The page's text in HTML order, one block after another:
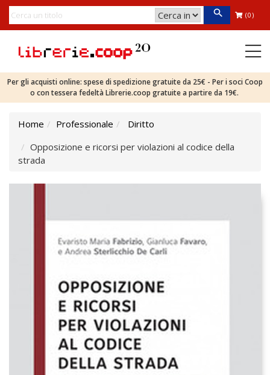
(0)
Per gli acquisti online: spese di spedizione gratuite da 25€ - Per i soci Coop
o con tessera fedeltà Librerie.coop gratuite a partire da 19€.
Home Professionale
Diritto
Opposizione e ricorsi per violazioni al codice della
strada